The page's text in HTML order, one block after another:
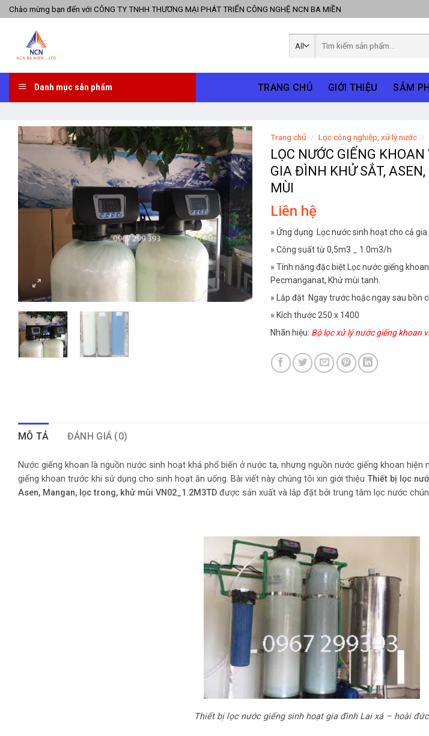
Skip
to
content
Chào mừng bạn đến với CÔNG TY TNHH THƯƠNG MẠI PHÁT TRIỂN CÔNG NGHỆ NCN BA MIỀN
Danh mục sản phẩm TRANG CHỦ GIỚI THIỆU SẢM
Trang chủ / Lọc công nghiệp, xử lý nước /
LỌC NƯỚC GIẾNG
GIA ĐÌNH KHỬ SẮT,
MÙI
Liên hệ
» Ứng dụng Lọc nước sinh hoạt cho cả gia
» Công suất từ 0,5m3 _ 1.0m3/h
» Tính năng đặc biệt Lọc nước giếng
Pecmanganat, Khử mùi tanh.
» Lắp đặt Ngay trước hoặc ngay sau bồn
» Kích thước 250 x 1400
Nhãn hiệu: Bộ lọc xử lý nước giếng khoan
MÔ TẢ ĐÁNH GIÁ (0)
Nước giếng khoan là nguồn nước sinh hoạt khá phổ biến ở nước ta, nhưng nguồn nước giếng khoan
giếng khoan trước khi sử dụng cho sinh hoạt ăn uống. Bài viết này chúng tôi xin giới thiệu Thiết bị lọc
Asen, Mangan, lọc trong, khử mùi VN02_1.2M3TD được sản xuất và lắp đặt bởi trung tâm lọc nước
Thiết bị lọc nước giếng sinh hoạt gia đình Lai xá – hoài đức